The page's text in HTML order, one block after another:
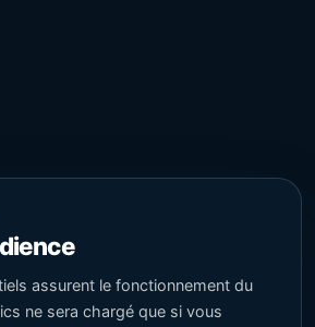
assurent le fonctionnement du
ne sera chargé que si vous